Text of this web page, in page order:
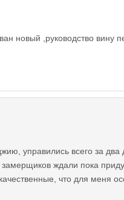
новый ,руководство вину
управились всего за два
замерщиков ждали пока
что для меня